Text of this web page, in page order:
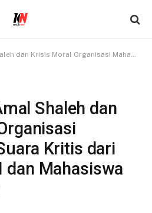
Mahasiswa: Suara Kritis dari Webinar PMII dan Mahasiswa Peduli Dayah
Shaleh dan
Kritis dari
dan Mahasiswa